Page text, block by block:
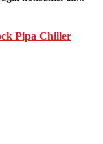
Pipa Chiller